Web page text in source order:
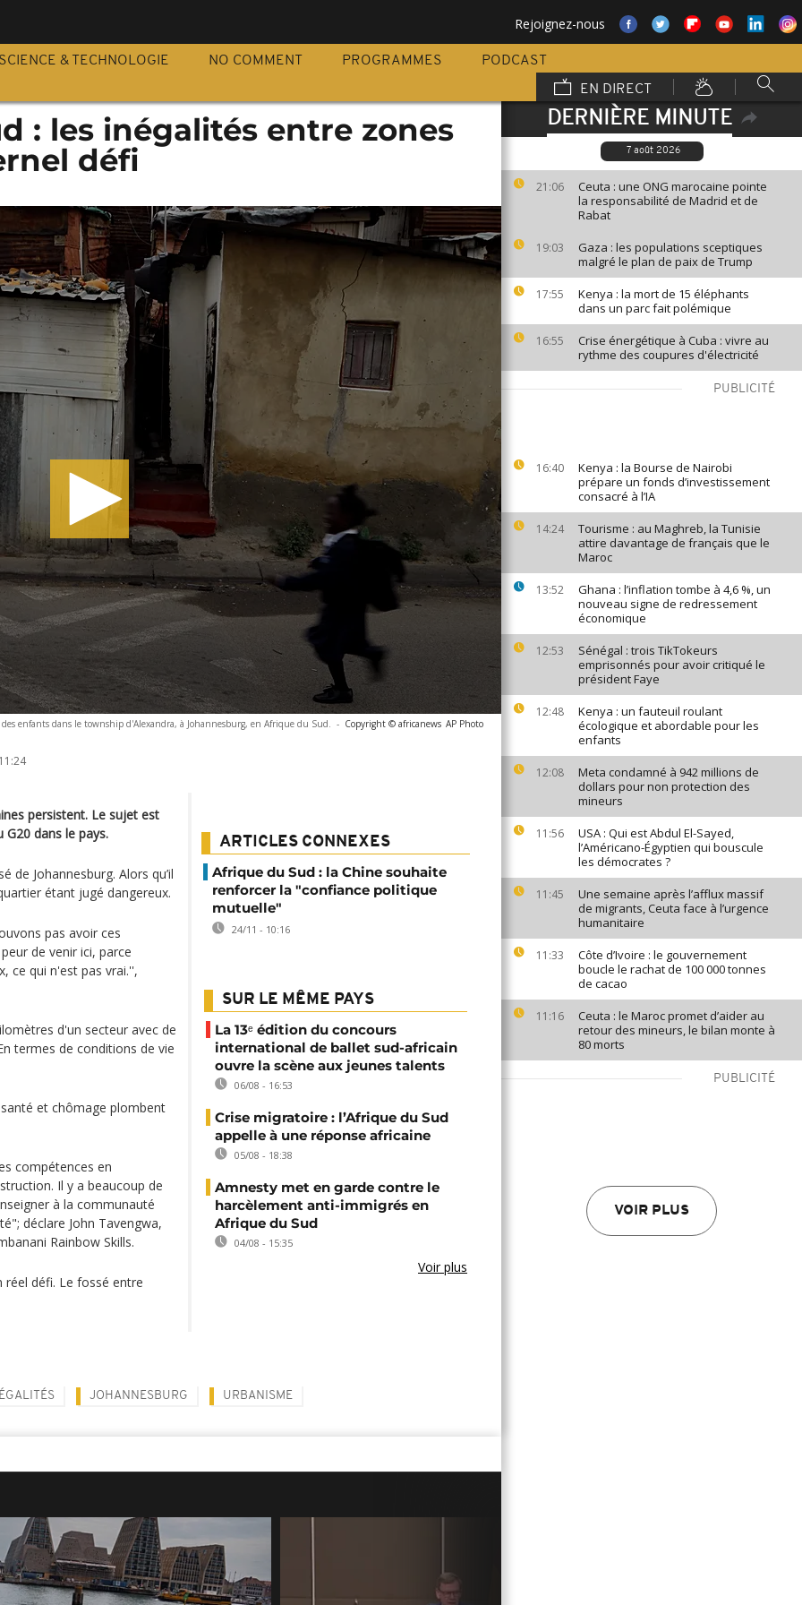
Rejoignez-nous
SCIENCE & TECHNOLOGIE NO COMMENT PROGRAMMES
PODCAST
EN DIRECT
DERNIÈRE MINUTE
7 août 2026
21:06
Ceuta : une ONG marocaine pointe
la responsabilité de Madrid et de
Rabat
19:03
Gaza : les populations sceptiques
malgré le plan de paix de Trump
17:55
Kenya : la mort de 15 éléphants
dans un parc fait polémique
16:55
Crise énergétique à Cuba : vivre au
rythme des coupures d'électricité
PUBLICITÉ
16:40
Kenya : la Bourse de Nairobi
prépare un fonds d’investissement
consacré à l’IA
14:24
Tourisme : au Maghreb, la Tunisie
attire davantage de français que le
Maroc
13:52
Ghana : l’inflation tombe à 4,6 %, un
nouveau signe de redressement
économique
12:53
Sénégal : trois TikTokeurs
emprisonnés pour avoir critiqué le
président Faye
12:48
Kenya : un fauteuil roulant
écologique et abordable pour les
enfants
12:08
Meta condamné à 942 millions de
dollars pour non protection des
mineurs
11:56
USA : Qui est Abdul El-Sayed,
l’Américano-Égyptien qui bouscule
les démocrates ?
11:45
Une semaine après l’afflux massif
de migrants, Ceuta face à l’urgence
humanitaire
11:33
Côte d’Ivoire : le gouvernement
boucle le rachat de 100 000 tonnes
de cacao
11:16
Ceuta : le Maroc promet d’aider au
retour des mineurs, le bilan monte à
80 morts
PUBLICITÉ
VOIR PLUS
: les inégalités entre zones
défi
enfants dans le township d'Alexandra, à Johannesburg, en Afrique du Sud. - Copyright © africanews AP Photo
persistent. Le sujet est
dans le pays.
de Johannesburg. Alors qu’il
étant jugé dangereux.
pas avoir ces
de venir ici, parce
ce qui n'est pas vrai.'',
d'un secteur avec de
termes de conditions de vie
et chômage plombent
compétences en
Il y a beaucoup de
à la communauté
déclare John Tavengwa,
Rainbow Skills.
réel défi. Le fossé entre
ARTICLES CONNEXES
Afrique du Sud : la Chine souhaite
renforcer la "confiance politique
mutuelle"
24/11 - 10:16
SUR LE MÊME PAYS
La 13ᵉ édition du concours
international de ballet sud-africain
ouvre la scène aux jeunes talents
06/08 - 16:53
Crise migratoire : l’Afrique du Sud
appelle à une réponse africaine
05/08 - 18:38
Amnesty met en garde contre le
harcèlement anti-immigrés en
Afrique du Sud
04/08 - 15:35
Voir plus
JOHANNESBURG URBANISME